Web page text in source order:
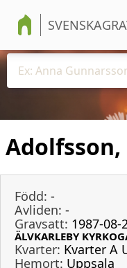
Född: -
Avliden: -
Gravsatt: 1987-08-
ÄLVKARLEBY
Kvarter: Kvarter A
Hemort: Uppsala